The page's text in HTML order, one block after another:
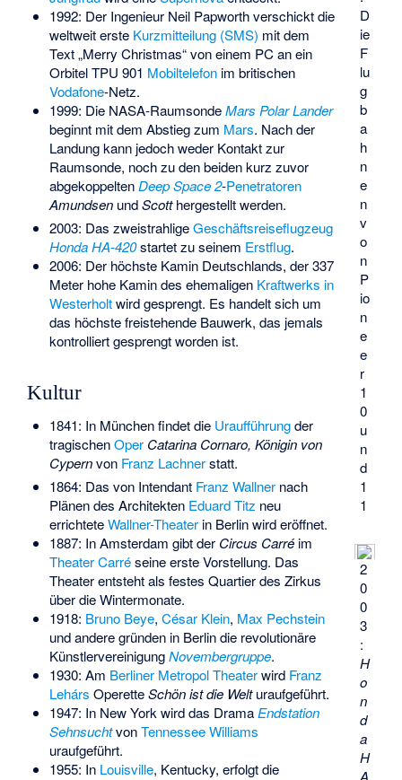
D
ie
F
lu
g
b
a
h
n
e
n
v
o
n
P
io
n
e
e
r
1
0
u
n
d
1
1
1992: Der Ingenieur Neil Papworth verschickt die
weltweit erste Kurzmitteilung (SMS) mit dem
Text „Merry Christmas“ von einem PC an ein
Orbitel TPU 901 Mobiltelefonim britischen
Vodafone-Netz.
1999: Die NASA-RaumsondeMars Polar Lander
beginnt mit dem Abstieg zum Mars. Nach der
Landung kann jedoch weder Kontakt zur
Raumsonde, noch zu den beiden kurz zuvor
abgekoppeltenDeep Space 2-Penetratoren
AmundsenundScotthergestellt werden.
2
0
0
3
:
H
o
n
d
a
H
2003: Das zweistrahligeGeschäftsreiseflugzeug
Honda HA-420startet zu seinem Erstflug.
2006: Der höchste Kamin Deutschlands, der 337
Meter hohe Kamin des ehemaligen Kraftwerks in
Westerholtwird gesprengt. Es handelt sich um
das höchste freistehende Bauwerk, das jemals
kontrolliert gesprengt worden ist.
Kultur
1841: In München findet die Uraufführungder
tragischenOper Catarina Cornaro, Königin von
Cypernvon Franz Lachnerstatt.
1864: Das von Intendant Franz Wallnernach
Plänen des Architekten Eduard Titz neu
errichteteWallner-Theaterin Berlin wird eröffnet.
1887: In Amsterdam gibt der Circus Carréim
Theater Carréseine erste Vorstellung. Das
Theater entsteht als festes Quartier des Zirkus
über die Wintermonate.
1918: Bruno Beye, César Klein, Max Pechstein
und andere gründen in Berlin die revolutionäre
KünstlervereinigungNovembergruppe.
1930: Am Berliner Metropol Theaterwird Franz
Lehárs OperetteSchön ist die Welturaufgeführt.
1947: In New York wird das Drama Endstation
SehnsuchtvonTennessee Williams
uraufgeführt.
1955: In Louisville, Kentucky, erfolgt die